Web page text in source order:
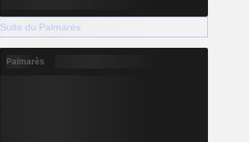
Suite du Palmarès
Palmarès